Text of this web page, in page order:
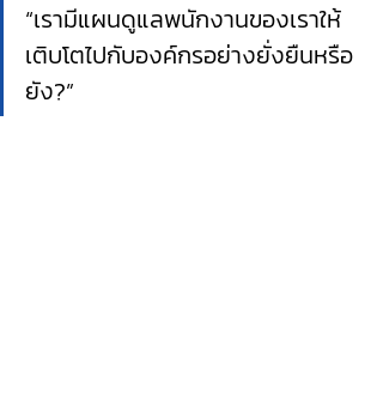
“เรามีแผนดูแลพนักงานของเราให้
เติบโตไปกับองค์กรอย่างยั่งยืนหรือ
ยัง?”